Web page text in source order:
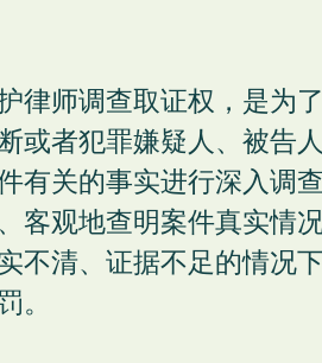
律师调查取证权，是为
或者犯罪嫌疑人、被告
有关的事实进行深入调
客观地查明案件真实情
不清、证据不足的情况
。